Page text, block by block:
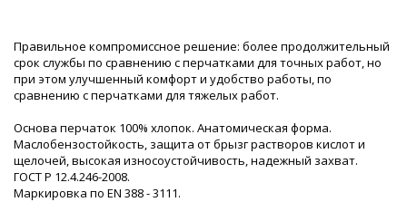
Правильное компромиссное решение: более продолжительный
срок службы по сравнению с перчатками для точных работ, но
при этом улучшенный комфорт и удобство работы, по
сравнению с перчатками для тяжелых работ.
Основа перчаток 100% хлопок. Анатомическая форма.
Маслобензостойкость, защита от брызг растворов кислот и
щелочей, высокая износоустойчивость, надежный захват.
ГОСТ Р 12.4.246-2008.
Маркировка по EN 388 - 3111.